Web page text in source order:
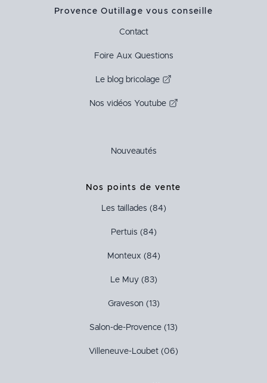
Provence Outillage vous conseille
Contact
Foire Aux Questions
Le blog bricolage
Nos vidéos Youtube
Nouveautés
Nos points de vente
Les taillades (84)
Pertuis (84)
Monteux (84)
Le Muy (83)
Graveson (13)
Salon-de-Provence (13)
Villeneuve-Loubet (06)